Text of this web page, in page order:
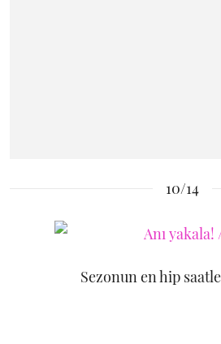
10/14
Sezonun en hip